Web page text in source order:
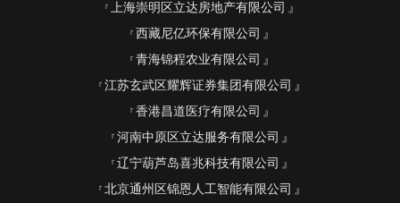
上海崇明区立达房地产有限公司
西藏尼亿环保有限公司
青海锦程农业有限公司
江苏玄武区耀辉证券集团有限公司
香港昌道医疗有限公司
河南中原区立达服务有限公司
辽宁葫芦岛喜兆科技有限公司
北京通州区锦恩人工智能有限公司